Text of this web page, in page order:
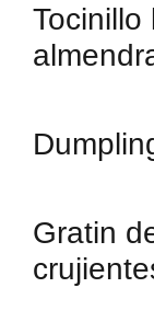
Tocinillo
Gratin